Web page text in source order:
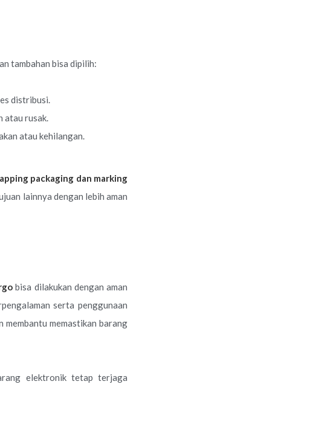
tambahan bisa dipilih:
distribusi.
atau rusak.
atau kehilangan.
packaging dan marking
lainnya dengan lebih aman
bisa dilakukan dengan aman
serta penggunaan
membantu memastikan barang
elektronik tetap terjaga